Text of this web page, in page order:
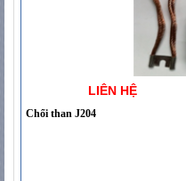
LIÊN HỆ
Chổi than J204